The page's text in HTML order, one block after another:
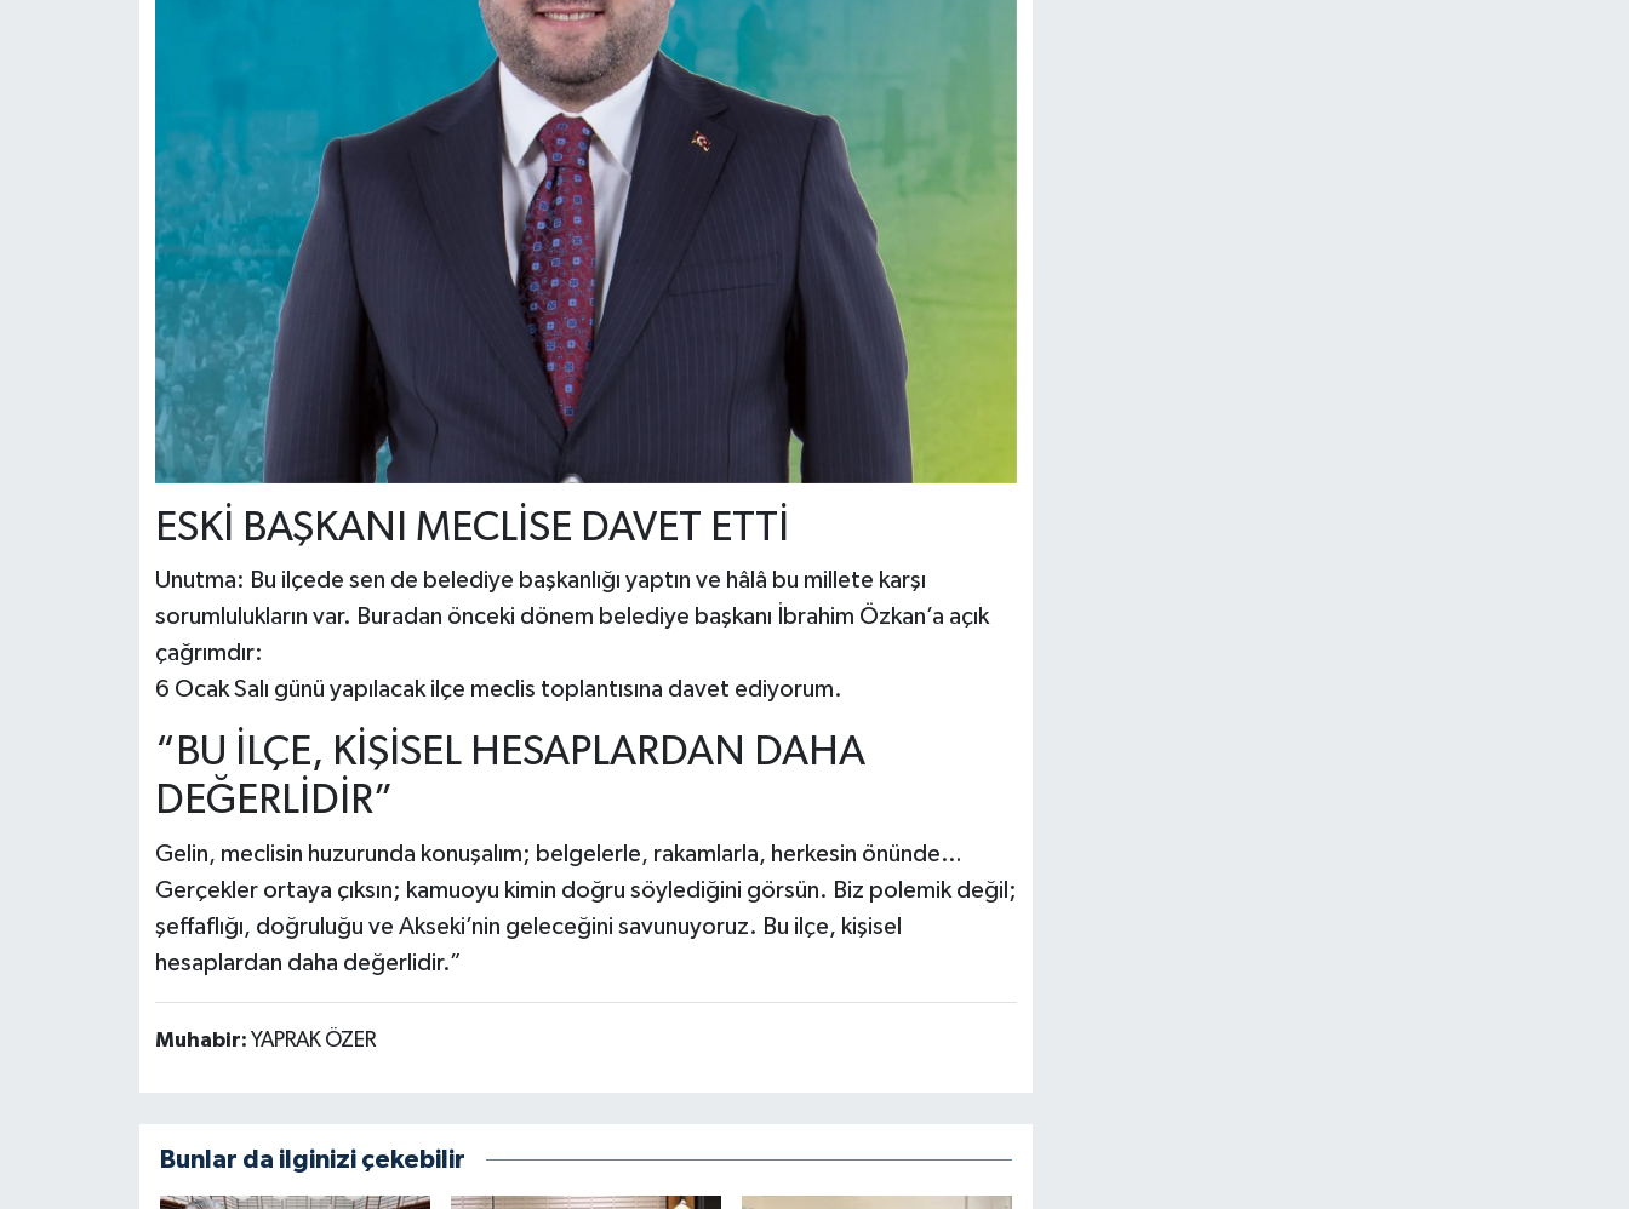
ESKİ BAŞKANI MECLİSE DAVET ETTİ
Unutma: Bu ilçede sen de belediye başkanlığı yaptın ve hâlâ bu millete karşı
sorumlulukların var. Buradan önceki dönem belediye başkanı İbrahim Özkan’a açık
çağrımdır:
6 Ocak Salı günü yapılacak ilçe meclis toplantısına davet ediyorum.
“BU İLÇE, KİŞİSEL HESAPLARDAN DAHA
DEĞERLİDİR”
Gelin, meclisin huzurunda konuşalım; belgelerle, rakamlarla, herkesin önünde…
Gerçekler ortaya çıksın; kamuoyu kimin doğru söylediğini görsün. Biz polemik değil;
şeffaflığı, doğruluğu ve Akseki’nin geleceğini savunuyoruz. Bu ilçe, kişisel
hesaplardan daha değerlidir.”
Muhabir: YAPRAK ÖZER
Bunlar da ilginizi çekebilir